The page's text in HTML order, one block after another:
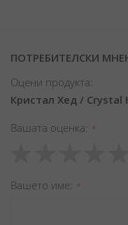
ПОТРЕБИТЕЛСКИ
Оцени продукта:
Кристал Хед / Crystal
Вашата оценка
star
stars
stars
stars
stars
Вашето име